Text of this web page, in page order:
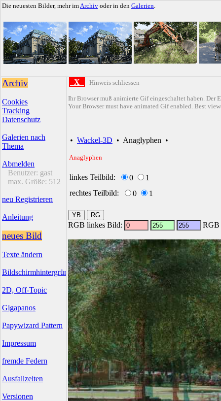
Die neuesten Bilder, mehr imArchiv oder in den Galerien.
Archiv
Cookies
Tracking
Datenschutz
Galerien nach
Thema
Abmelden
Benutzer: gast
max. Größe: 512
neu Registrieren
Anleitung
neues Bild
Texte ändern
Bildschirmhintergründe
2D, Off-Topic
Gigapanos
Papywizard Pattern
Impressum
fremde Federn
Ausfallzeiten
Versionen
X Hinweis schliessen
Ihr Browser muß animierte Gif eingeschaltet haben. Der
Your Browser must have animated Gif enabled. Best
• Wackel-3D • Anaglyphen •
Anaglyphen
linkes Teilbild: 0
1
rechtes Teilbild:
0 1
RGB linkes Bild: RGB